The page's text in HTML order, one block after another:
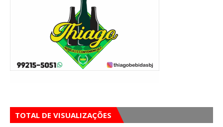
TOTAL DE VISUALIZAÇÕES